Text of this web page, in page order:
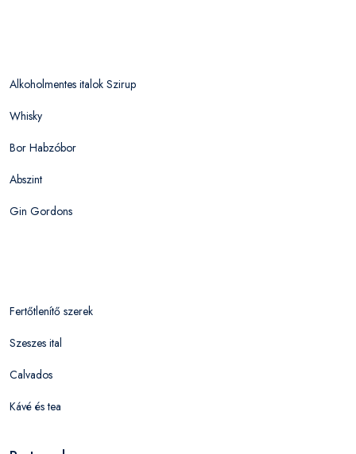
Alkoholmentes italok Szirup
Whisky
Bor Habzóbor
Abszint
Gin Gordons
Fertőtlenítő szerek
Szeszes ital
Calvados
Kávé és tea